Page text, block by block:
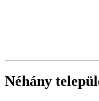
Néhány